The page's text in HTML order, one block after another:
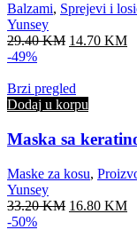
Balzami, Sprejevi i
Yunsey
29.40KM Original
29.40 KM.
14.70 KM
-49%
Brzi pregled
Dodaj u korpu
Maska sa
Maske za kosu,
Yunsey
33.20KM Original
16.80 KM
-50%